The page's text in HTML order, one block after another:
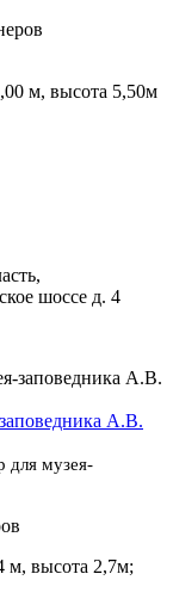
м, высота 5,50м
шоссе д. 4
А.В.
для музея-
м, высота 2,7м;